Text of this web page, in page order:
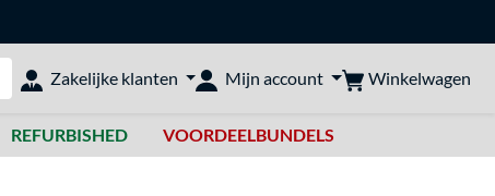
doorzoeken
Zakelijke klanten Mijn account Winkelwagen
REFURBISHED VOORDEELBUNDELS